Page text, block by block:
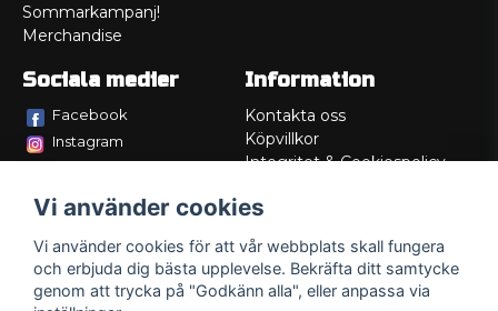
Sommarkampanj!
Merchandise
Sociala medier
Facebook
Instagram
Information
Kontakta oss
Köpvillkor
Integritet & Cookiespolicy
Service/Garanti
Lådritning
Om oss
Vi använder cookies
Vi använder cookies för att vår webbplats skall fungera
och erbjuda dig bästa upplevelse. Bekräfta ditt samtycke
genom att trycka på "Godkänn alla", eller anpassa via